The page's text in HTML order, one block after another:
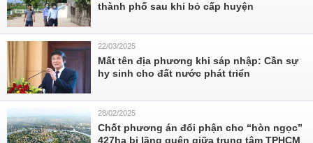
thành phố sau khi bỏ cấp huyện
22/03/2025
Mất tên địa phương khi sáp nhập: Cần sự
hy sinh cho đất nước phát triển
28/02/2025
Chốt phương án đổi phận cho “hòn ngọc”
427ha bị lãng quên giữa trung tâm TPHCM